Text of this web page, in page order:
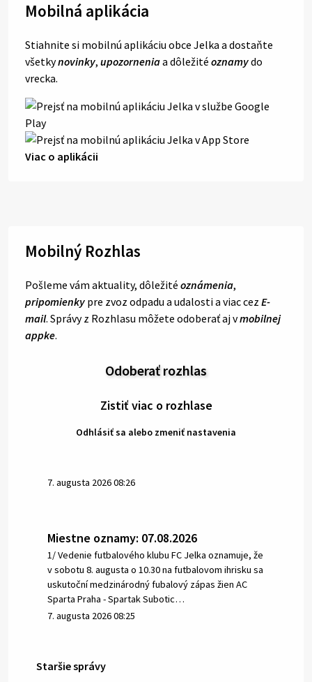
Mobilná aplikácia
Stiahnite si mobilnú aplikáciu obce Jelka a dostaňte
všetkynovinky, upozorneniaa dôležité oznamydo
vrecka.
Viac o aplikácii
Mobilný Rozhlas
Pošleme vám aktuality, dôležité oznámenia,
pripomienky pre zvoz odpadu a udalosti a viac cez E-
mail. Správy z Rozhlasu môžete odoberať aj vmobilnej
appke.
Odoberať rozhlas
Zistiť viac o rozhlase
Odhlásiť sa alebo zmeniť nastavenia
7. augusta 2026 08:26
Miestne oznamy: 07.08.2026
1/ Vedenie futbalového klubu FC Jelka oznamuje, že
v sobotu 8. augusta o 10.30 na futbalovom ihrisku sa
uskutoční medzinárodný fubalový zápas žien AC
Sparta Praha - Spartak Subotic…
7. augusta 2026 08:25
6. augusta 2026 08:13
Staršie správy